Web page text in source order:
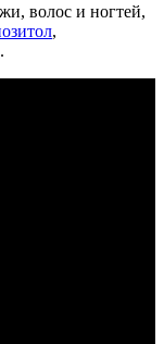
волос и ногтей,
,
.